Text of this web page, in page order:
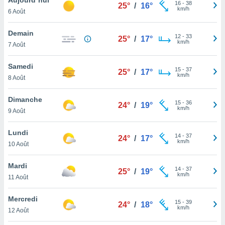
et
»,
au
vous
qu'ils
ou
le
ainsi
un
la
du
6 Août
25° / 16° 16- 38
km/h
Demain
7 Août
25° / 17° 12- 33
km/h
Samedi
8 Août
25° / 17° 15- 37
km/h
Dimanche
9 Août
24° / 19° 15- 36
km/h
Lundi
10 Août
24° / 17° 14- 37
km/h
Mardi
11 Août
25° / 19° 14- 37
km/h
Mercredi
12 Août
24° / 18° 15- 39
km/h